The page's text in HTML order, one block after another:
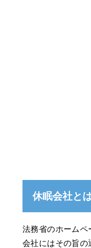
休眠会社と
法務省のホームペ
会社にはその旨の